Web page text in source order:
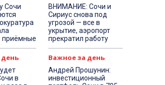
Сочи
приёмные
ВНИМАНИЕ: Сочи и
Сириус снова под
угрозой — все в
укрытие, аэропорт
прекратил работу
в
Важное за день
Андрей Прошунин:
инвестиционный